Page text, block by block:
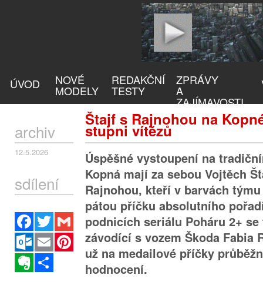
ÚVOD NOVÉ
MODELY
REDAKČNÍ
TESTY
ZPRÁVY
A
ZAJÍMAVOSTI
Štajf s Rajnohou na
stupni vítězů
archiv
12.5.2026
sdílení
Facebook
Twitter
Gmail
Outlook.com
Email
Pinterest
Evernote
Úspěšné vystoupení na
Kopná mají za sebou Vojtěch
Rajnohou, kteří v barvách
pátou příčku absolutního
podnicích seriálu Poháru 2+
závodící s vozem Škoda Fabia
už na medailové příčky
hodnocení.